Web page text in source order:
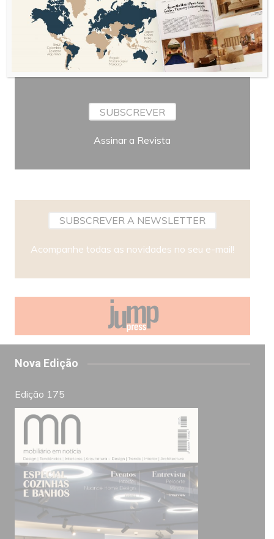
Periodicidade
SUBSCREVER
Assinar a Revista
SUBSCREVER A NEWSLETTER
Acompanhe todas as novidades no seu e-mail!
Nova Edição
Edição 175